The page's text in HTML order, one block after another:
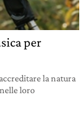
per
la natura
loro